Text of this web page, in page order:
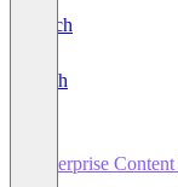
Deutsch
English
Enterprise